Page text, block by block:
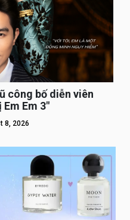
công bố diễn viên
Em 3″
8, 2026